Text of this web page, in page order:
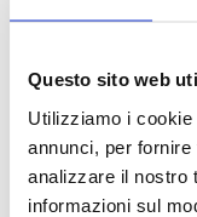
Questo sito web
Utilizziamo i
annunci, per
analizzare il nostro
informazioni sul
30
30